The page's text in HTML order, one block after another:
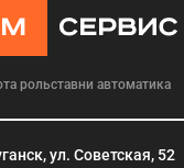
рольставни автоматика
ул. Советская, 52